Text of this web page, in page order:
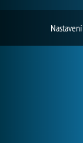
Nastavení